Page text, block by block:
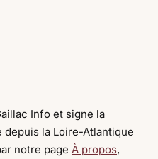
Info et signe la
depuis la Loire-Atlantique
notre page À propos,